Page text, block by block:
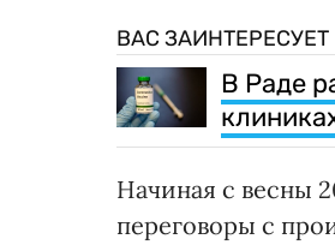
ВАС ЗАИНТЕРЕСУЕТ
В Раде
Начиная с весны
переговоры с